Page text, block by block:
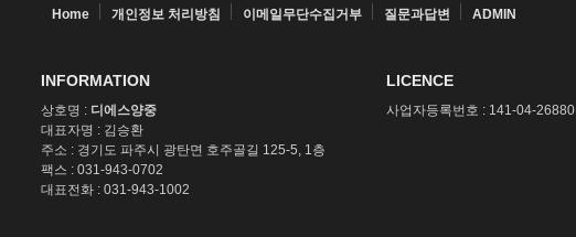
Home 개인정보 처리방침 이메일무단수집거부 질문과답변 ADMIN
INFORMATION
상호명 : 디에스양중
대표자명 : 김승환
주소 : 경기도 파주시 광탄면 호주골길 125-5, 1층
팩스 : 031-943-0702
대표전화 : 031-943-1002
LICENCE
사업자등록번호 : 141-04-26880